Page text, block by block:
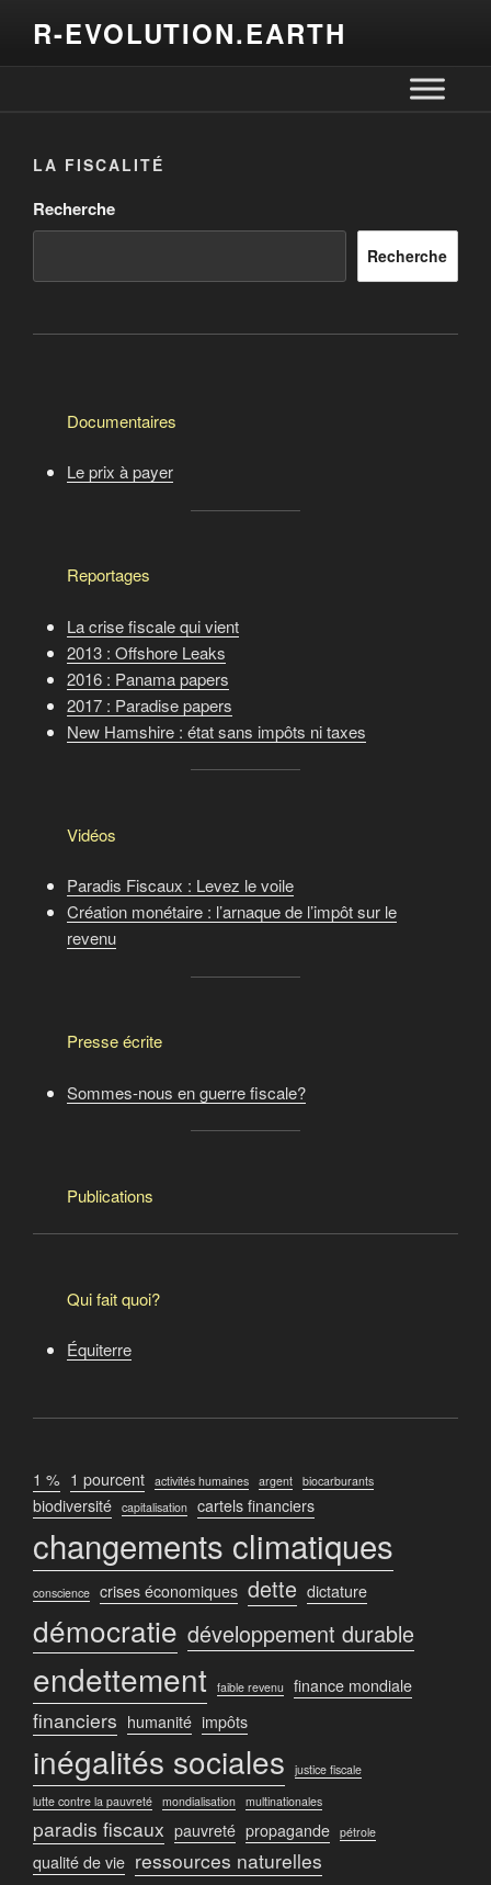
R-EVOLUTION.EARTH
LA FISCALITÉ
Recherche
Recherche
Documentaires
Le prix à payer
Reportages
La crise fiscale qui vient
2013 : Offshore Leaks
2016 : Panama papers
2017 : Paradise papers
New Hamshire : état sans impôts ni taxes
Vidéos
Paradis Fiscaux : Levez le voile
Création monétaire : l’arnaque de l’impôt sur le
revenu
Presse écrite
Sommes-nous en guerre fiscale?
Publications
Qui fait quoi?
Équiterre
1 % 1 pourcent activités humaines argent biocarburants
biodiversité capitalisation cartels financiers
changements climatiques
conscience crises économiques dette dictature
démocratie développement durable
endettement faible revenu finance mondiale
financiers humanité impôts
inégalités sociales
justice fiscale
lutte contre la pauvreté mondialisation multinationales
paradis fiscaux pauvreté propagande pétrole
qualité de vie ressources naturelles